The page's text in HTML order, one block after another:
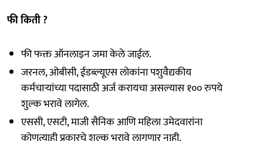
फी किती ?
फी फक्त ऑनलाइन जमा केले जाईल.
जरनल, ओबीसी, ईडब्ल्यूएस लोकांना पशुवैद्यकीय
कर्मचाऱ्यांच्या पदासाठी अर्ज करायचा असल्यास १०० रुपये
शुल्क भरावे लागेल.
एससी, एसटी, माजी सैनिक आणि महिला उमेदवारांना